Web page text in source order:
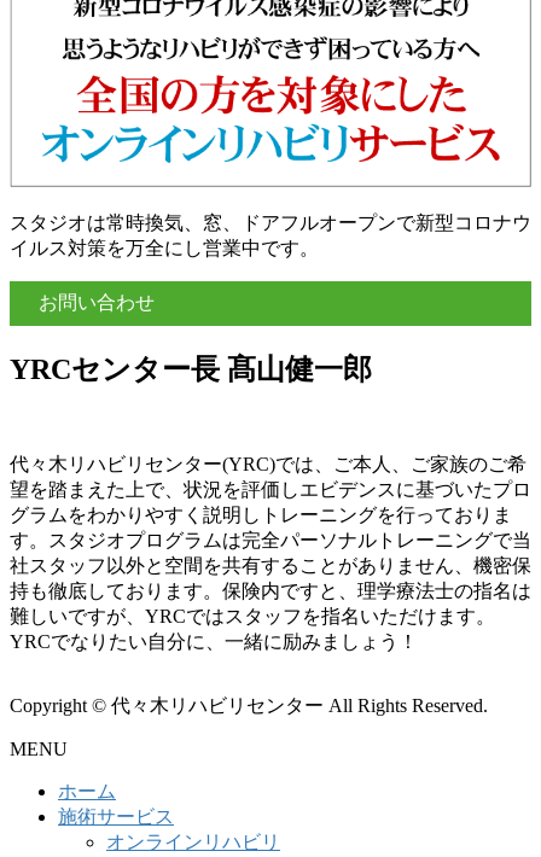
スタジオは常時換気、窓、ドアフルオープンで新型コロナウ
イルス対策を万全にし営業中です。
お問い合わせ
YRCセンター長 髙山健一郎
代々木リハビリセンター(YRC)では、ご本人、ご家族のご希
望を踏まえた上で、状況を評価しエビデンスに基づいたプロ
グラムをわかりやすく説明しトレーニングを行っておりま
す。スタジオプログラムは完全パーソナルトレーニングで当
社スタッフ以外と空間を共有することがありません、機密保
持も徹底しております。保険内ですと、理学療法士の指名は
難しいですが、YRCではスタッフを指名いただけます。
YRCでなりたい自分に、一緒に励みましょう！
Copyright © 代々木リハビリセンター All Rights Reserved.
MENU
ホーム
施術サービス
オンラインリハビリ